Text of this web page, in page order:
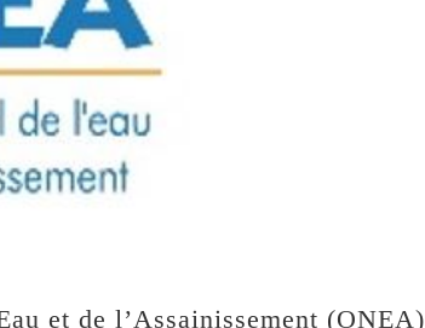
et de l’Assainissement (ONEA)